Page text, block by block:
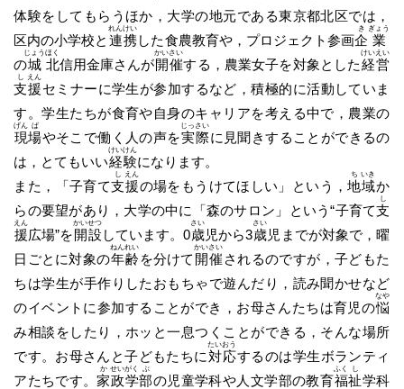
体験をしてもらうほか，大学の地元である東京都北区では，
区内の小学校と 連
れん
携
けい
した食農教育や，プロジェクト参画企
き
業
ぎょう
の城
じょう
北
ほく
信用金庫さんが開
かい
催
さい
する，農業女子を対象とした経
けい
営
えい
支
し
援
えん
セミナーに学生が参加するなど，積極的に活動していま
す。学生たちが食育や自身のキャリアを考える中で，農業の
現
げん
場
ば
やそこで働く人の声を実
じっ
際
さい
に見聞きすることができるの
は，とてもいい経
けい
験
けん
になります。
また，「子育て支
し
援
えん
の場をもうけてほしい」という，地
ち
域
いき
か
らの要望があり，大学の中に「森のサロン」という“子育て支
し
援
えん
広場”を開
かい
設
せつ
しています。0歳
さい
児から3歳
さい
児までが対象で，曜
日ごとに対象の年
ねん
齢
れい
を分けて 開
かい
催
さい
されるのですが，子どもた
ちは学生が手作りしたおもちゃで遊んだり，読み聞かせなど
のイベントに参加することができ，お母さんたちは育児の悩
なや
み相談をしたり，ホッと一息つくことができる，そんな場所
です。お母さんと子どもたちに対
たい
応
おう
するのは学生ボランティ
アたちです。家
か
政
せい
学
がく
部
ぶ
の児童学科や人文学部の教育福
ふく
祉
し
学科